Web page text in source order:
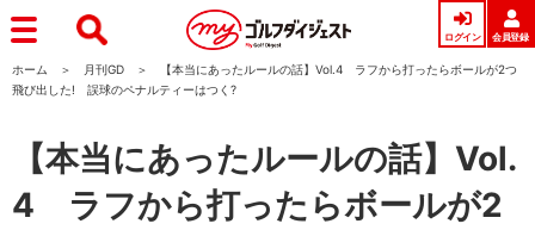
ログイン 会員登録
ホーム 月刊GD
【本当にあったルールの話】Vol.4 ラフから打ったらボールが2つ
飛び出した! 誤球のペナルティーはつく?
【本当にあったルールの話】Vol.
4 ラフから打ったらボールが2